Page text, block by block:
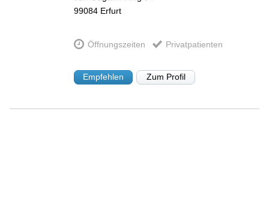
99084 Erfurt
Öffnungszeiten Privatpatienten
Empfehlen Zum Profil